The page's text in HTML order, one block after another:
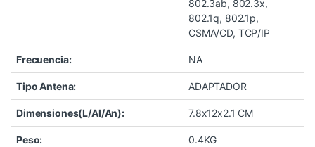
802.3ab, 802.3x,
802.1q, 802.1p,
CSMA/CD, TCP/IP
Frecuencia: NA
Tipo Antena: ADAPTADOR
Dimensiones(L/Al/An): 7.8x12x2.1 CM
Peso: 0.4KG